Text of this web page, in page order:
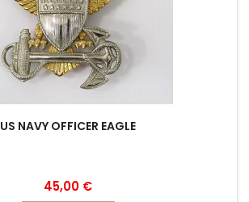
US NAVY OFFICER EAGLE
45,00 €